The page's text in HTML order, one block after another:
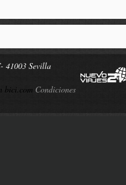
41003 Sevilla
bici.com Condiciones